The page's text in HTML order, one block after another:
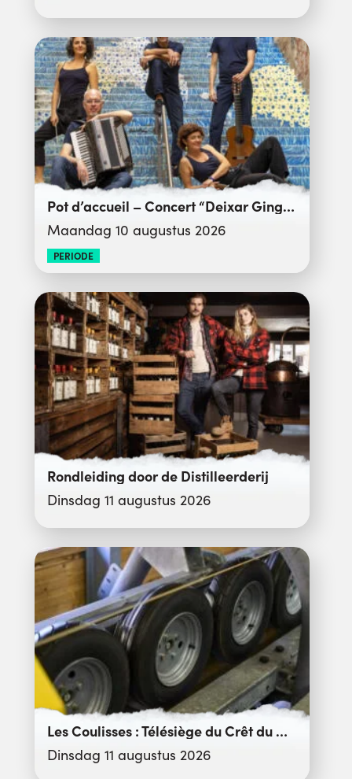
Pot d’accueil – Concert “Deixar Gingar”
Maandag 10 augustus 2026
PERIODE
Rondleiding door de Distilleerderij
Dinsdag 11 augustus 2026
Les Coulisses : Télésiège du Crêt du Merle
Dinsdag 11 augustus 2026